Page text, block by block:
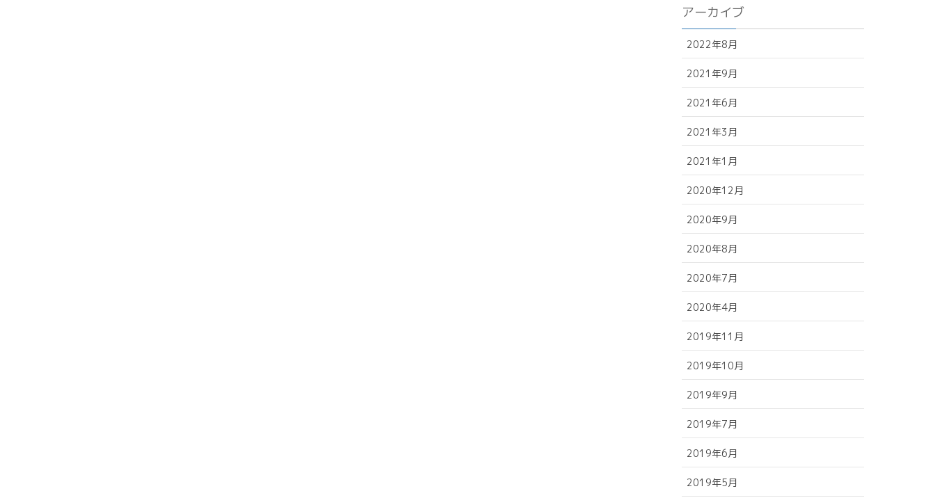
アーカイブ
2022年8月
2021年9月
2021年6月
2021年3月
2021年1月
2020年12月
2020年9月
2020年8月
2020年7月
2020年4月
2019年11月
2019年10月
2019年9月
2019年7月
2019年6月
2019年5月